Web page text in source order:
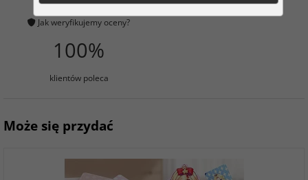
0 ocena
Jak weryfikujemy oceny?
100%
klientów poleca
Może się przydać